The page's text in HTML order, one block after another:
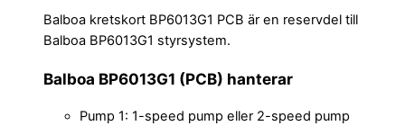
Balboa kretskort BP6013G1 PCB är en reservdel till
Balboa BP6013G1 styrsystem.
Balboa BP6013G1 (PCB) hanterar
Pump 1: 1-speed pump eller 2-speed pump